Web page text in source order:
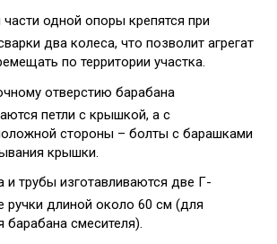
одной опоры крепятся при
два колеса, что позволит агрегат
по территории участка.
отверстию барабана
петли с крышкой, а с
стороны – болты с барашками
крышки.
и трубы изготавливаются две Г-
ручки длиной около 60 см (для
барабана смесителя).